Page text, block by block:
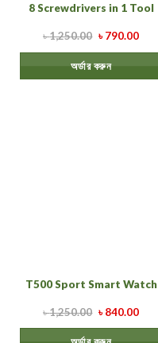
8 Screwdrivers in 1 Tool
৳1,250.00 ৳790.00
অর্ডার করুন
T500 Sport Smart Watch
৳1,250.00 ৳840.00